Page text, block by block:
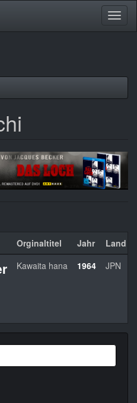
Orginaltitel Jahr Land
Kawaita hana 1964 JPN